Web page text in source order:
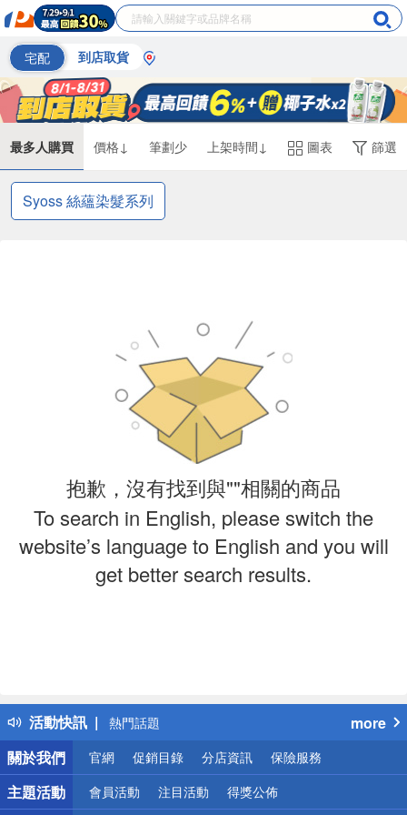
宅配 到店取貨
最多人購買 價格↓ 筆劃少 上架時間↓ 圖表 篩選
Syoss 絲蘊染髮系列
抱歉，沒有找到與""相關的商品
To search in English, please switch the
website’s language to English and you will
get better search results.
活動快訊
得獎公告
熱門話題
銀行優惠
偏遠地區配送
詐騙網頁！請小心！
more
關於我們
官網 促銷目錄 分店資訊 保險服務
主題活動 會員活動 注目活動 得獎公佈